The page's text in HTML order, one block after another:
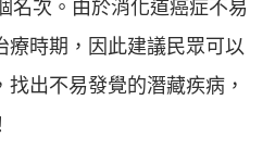
名次。由於消化道癌症不易
療時期，因此建議民眾可以
出不易發覺的潛藏疾病，